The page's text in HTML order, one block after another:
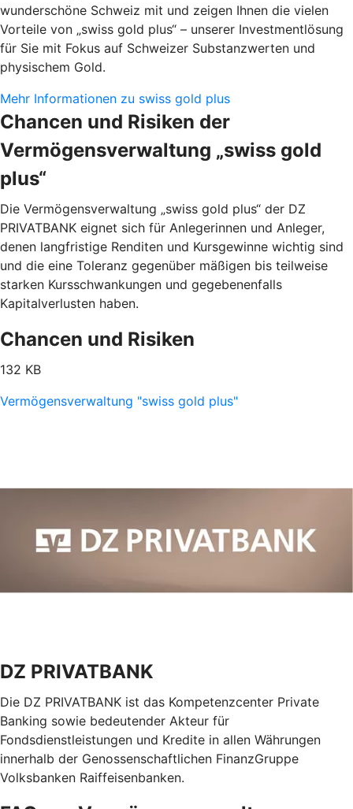
wunderschöne Schweiz mit und zeigen Ihnen die vielen
Vorteile von „swiss gold plus“ – unserer Investmentlösung
für Sie mit Fokus auf Schweizer Substanzwerten und
physischem Gold.
Mehr Informationen zu swiss gold plus
Chancen und Risiken der
Vermögensverwaltung „swiss gold
plus“
Die Vermögensverwaltung „swiss gold plus“ der DZ
PRIVATBANK eignet sich für Anlegerinnen und Anleger,
denen langfristige Renditen und Kursgewinne wichtig sind
und die eine Toleranz gegenüber mäßigen bis teilweise
starken Kursschwankungen und gegebenenfalls
Kapitalverlusten haben.
Chancen und Risiken
132 KB
Vermögensverwaltung "swiss gold plus"
DZ PRIVATBANK
Die DZ PRIVATBANK ist das Kompetenzcenter Private
Banking sowie bedeutender Akteur für
Fondsdienstleistungen und Kredite in allen Währungen
innerhalb der Genossenschaftlichen FinanzGruppe
Volksbanken Raiffeisenbanken.